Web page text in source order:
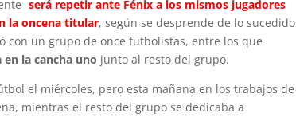
será repetir ante Fénix a los mismos jugadores
la oncena titular, según se desprende de lo sucedido
con un grupo de once futbolistas, entre los que
en la cancha uno junto al resto del grupo.
el miércoles, pero esta mañana en los trabajos de
mientras el resto del grupo se dedicaba a